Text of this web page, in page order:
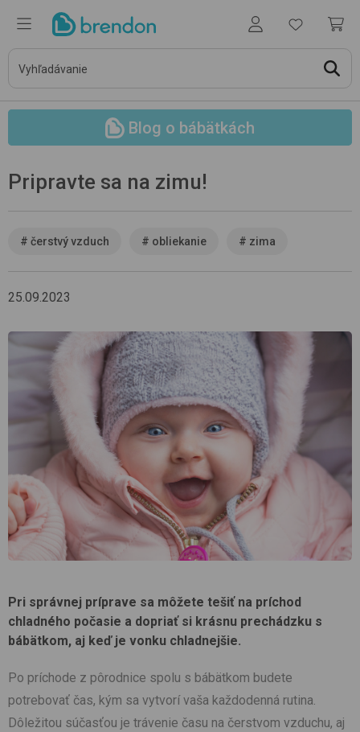
Blog o bábätkách
Pripravte sa na zimu!
# čerstvý vzduch # obliekanie # zima
25.09.2023
Pri správnej príprave sa môžete tešiť na príchod
chladného počasie a dopriať si krásnu prechádzku s
bábätkom, aj keď je vonku chladnejšie.
Po príchode z pôrodnice spolu s bábätkom budete
potrebovať čas, kým sa vytvorí vaša každodenná rutina.
Dôležitou súčasťou je trávenie času na čerstvom vzduchu, aj